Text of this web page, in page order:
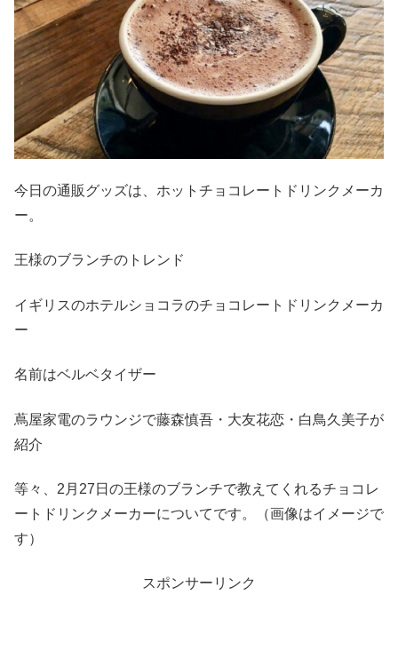
今日の通販グッズは、ホットチョコレートドリンクメーカ
ー。
王様のブランチのトレンド
イギリスのホテルショコラのチョコレートドリンクメーカ
ー
名前はベルベタイザー
蔦屋家電のラウンジで藤森慎吾・大友花恋・白鳥久美子が
紹介
等々、2月27日の王様のブランチで教えてくれるチョコレ
ートドリンクメーカーについてです。（画像はイメージで
す）
スポンサーリンク